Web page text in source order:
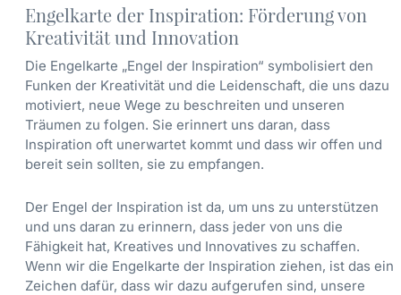
Engelkarte der Inspiration: Förderung von
Kreativität und Innovation
Die Engelkarte „Engel der Inspiration“ symbolisiert den
Funken der Kreativität und die Leidenschaft, die uns dazu
motiviert, neue Wege zu beschreiten und unseren
Träumen zu folgen. Sie erinnert uns daran, dass
Inspiration oft unerwartet kommt und dass wir offen und
bereit sein sollten, sie zu empfangen.
Der Engel der Inspiration ist da, um uns zu unterstützen
und uns daran zu erinnern, dass jeder von uns die
Fähigkeit hat, Kreatives und Innovatives zu schaffen.
Wenn wir die Engelkarte der Inspiration ziehen, ist das ein
Zeichen dafür, dass wir dazu aufgerufen sind, unsere